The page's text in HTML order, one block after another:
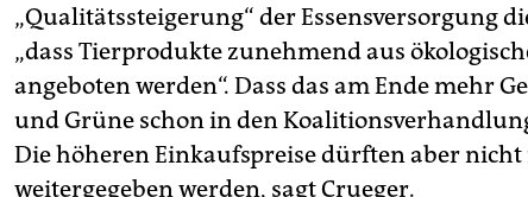
„Qualitätssteigerung“ der Essensversorgung
„dass Tierprodukte zunehmend aus
angeboten werden“. Dass das am Ende mehr
und Grüne schon in den
Die höheren Einkaufspreise dürften aber nicht
weitergegeben werden, sagt Crueger.